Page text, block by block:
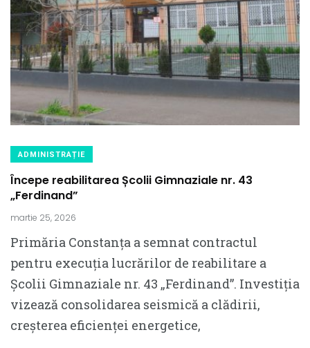
ADMINISTRAȚIE
Începe reabilitarea Școlii Gimnaziale nr. 43
„Ferdinand”
martie 25, 2026
Primăria Constanța a semnat contractul
pentru execuția lucrărilor de reabilitare a
Școlii Gimnaziale nr. 43 „Ferdinand”. Investiția
vizează consolidarea seismică a clădirii,
creșterea eficienței energetice,